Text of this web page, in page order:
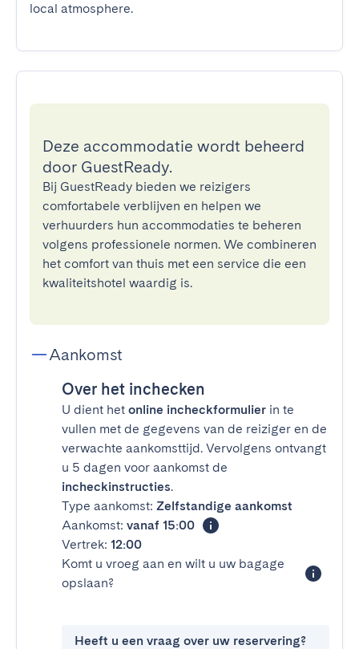
local atmosphere.
Deze accommodatie wordt beheerd
door GuestReady.
Bij GuestReady bieden we reizigers
comfortabele verblijven en helpen we
verhuurders hun accommodaties te beheren
volgens professionele normen. We combineren
het comfort van thuis met een service die een
kwaliteitshotel waardig is.
Aankomst
Over het inchecken
U dient het online incheckformulier in te
vullen met de gegevens van de reiziger en de
verwachte aankomsttijd. Vervolgens ontvangt
u 5 dagen voor aankomst de
incheckinstructies.
Type aankomst: Zelfstandige aankomst
Aankomst: vanaf 15:00
Vertrek: 12:00
Komt u vroeg aan en wilt u uw bagage
opslaan?
Heeft u een vraag over uw reservering?